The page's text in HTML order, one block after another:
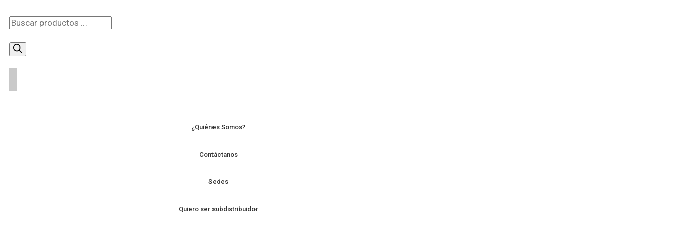
Búsqueda
de
productos
¿Quiénes Somos?
Contáctanos
Sedes
Quiero ser subdistribuidor